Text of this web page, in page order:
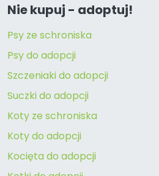
Nie kupuj - adoptuj!
Psy ze schroniska
Psy do adopcji
Szczeniaki do adopcji
Suczki do adopcji
Koty ze schroniska
Koty do adopcji
Kocięta do adopcji